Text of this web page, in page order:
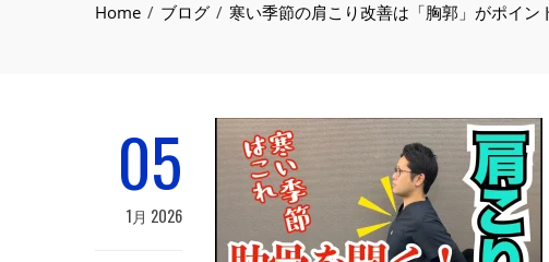
Home ブログ 寒い季節の肩こり改善は「胸郭」がポイ
05
1月 2026